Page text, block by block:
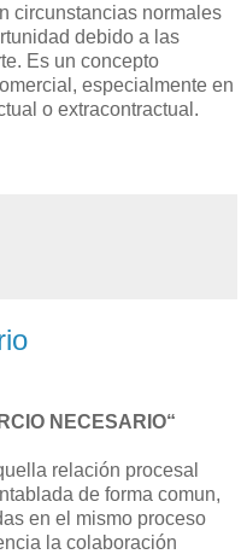
circunstancias normales
debido a las
Es un concepto
especialmente en
o extracontractual.
NECESARIO“
relación procesal
de forma comun,
en el mismo proceso
la colaboración